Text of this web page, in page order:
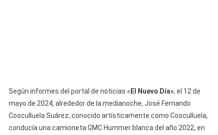
Según informes del portal de noticias « El Nuevo Día», el 12 de
mayo de 2024, alrededor de la medianoche, José Fernando
Cosculluela Suárez, conocido artísticamente como Cosculluela,
conducía una camioneta GMC Hummer blanca del año 2022, en